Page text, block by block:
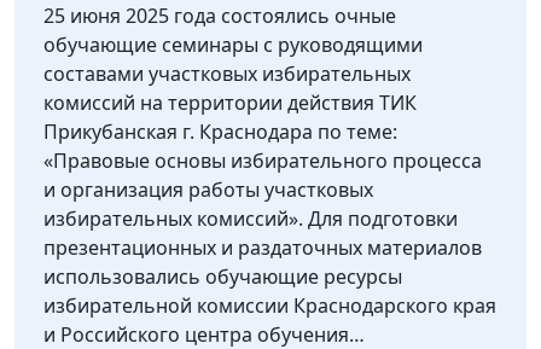
25 июня 2025 года состоялись очные
обучающие семинары с руководящими
составами участковых избирательных
комиссий на территории действия ТИК
Прикубанская г. Краснодара по теме:
«Правовые основы избирательного процесса
и организация работы участковых
избирательных комиссий». Для подготовки
презентационных и раздаточных материалов
использовались обучающие ресурсы
избирательной комиссии Краснодарского края
и Российского центра обучения…